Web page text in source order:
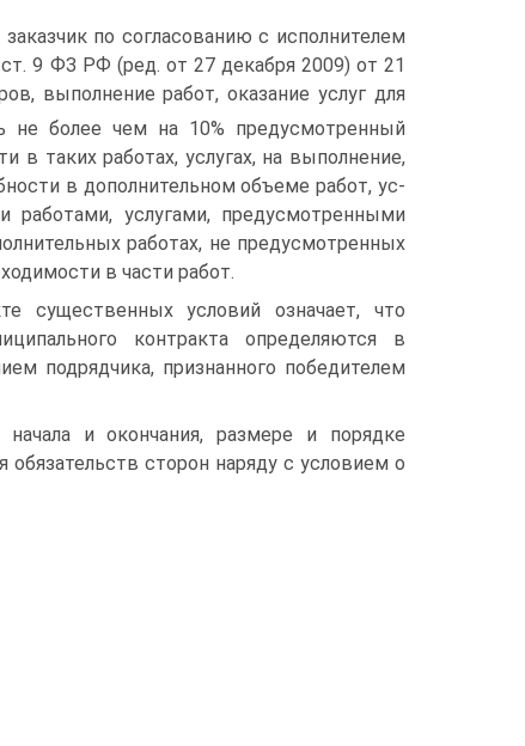
по со­гласованию с исполнителем
9 ФЗ РФ (ред. от 27 декабря 2009) от 21
выполнение работ, оказание услуг для
не более чем на 10% предусмотренный
в таких работах, услугах, на выполнение,
в дополнительном объеме работ, ус­
услуга­ми, предусмотренными
работах, не предусмотренных
в части работ.
существенных ус­ловий означает, что
контракта определяются в
подрядчика, признанного победителем
и окончания, размере и порядке
обязательств сторон наряду с условием о